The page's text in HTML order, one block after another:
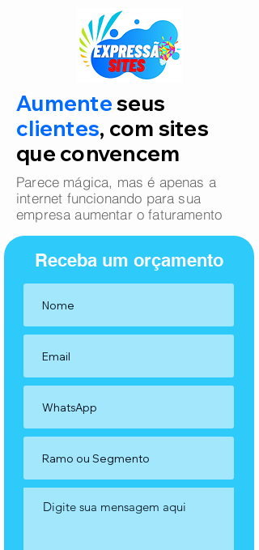
Aumenteseus
clientes, com sites
que convencem
Parece mágica, mas é apenas a
internet funcionando para sua
empresa aumentar o faturamento
Receba um orçamento